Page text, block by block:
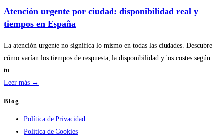
temporada
de
calderas:
Atención urgente por ciudad: disponibilidad real y
tiempos en España
La atención urgente no significa lo mismo en todas las ciudades. Descubre
cómo varían los tiempos de respuesta, la disponibilidad y los costes según
tu…
Leer más →
por
ciudad:
Blog
Política de Privacidad
Política de Cookies